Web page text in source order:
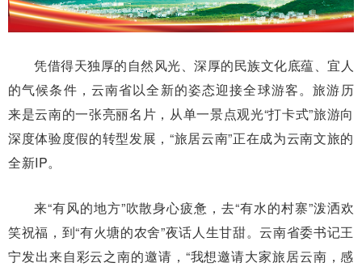
凭借得天独厚的自然风光、深厚的民族文化底蕴、宜人
的气候条件，云南省以全新的姿态迎接全球游客。旅游历
来是云南的一张亮丽名片，从单一景点观光“打卡式”旅游向
深度体验度假的转型发展，“旅居云南”正在成为云南文旅的
全新IP。
来“有风的地方”吹散身心疲惫，去“有水的村寨”泼洒欢
笑祝福，到“有火塘的农舍”夜话人生甘甜。云南省委书记王
宁发出来自彩云之南的邀请，“我想邀请大家旅居云南，感